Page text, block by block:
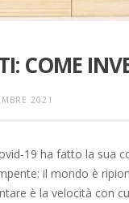
COME
2021
19 ha fatto la sua
il mondo è
è la velocità con